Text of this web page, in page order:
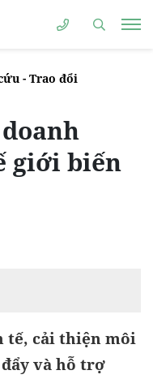
- Trao đổi
giới biến
tế, cải thiện môi
và hỗ trợ